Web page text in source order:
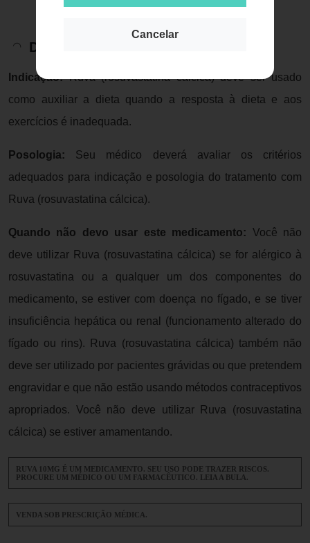
Cancelar
Descrição do Produto
Indicação:Ruva (rosuvastatina cálcica) deve ser usado
como auxiliar a dieta quando a resposta à dieta e aos
exercícios é inadequada.
Posologia: Seu médico deverá avaliar os critérios
adequados para indicação e posologia do tratamento com
Ruva (rosuvastatina cálcica).
Quando não devo usar este medicamento: Você não
deve utilizar Ruva (rosuvastatina cálcica) se for alérgico à
rosuvastatina ou a qualquer um dos componentes do
medicamento, se estiver com doença no fígado, e se tiver
insuficiência hepática ou renal (funcionamento alterado do
fígado ou rins). Ruva (rosuvastatina cálcica) também não
deve ser utilizado por pacientes grávidas ou que pretendem
engravidar e que não estão usando métodos contraceptivos
apropriados. Você não deve utilizar Ruva (rosuvastatina
cálcica) se estiver amamentando.
RUVA 10MG É UM MEDICAMENTO. SEU USO PODE TRAZER RISCOS.
PROCURE UM MÉDICO OU UM FARMACÊUTICO. LEIA A BULA.
VENDA SOB PRESCRIÇÃO MÉDICA.